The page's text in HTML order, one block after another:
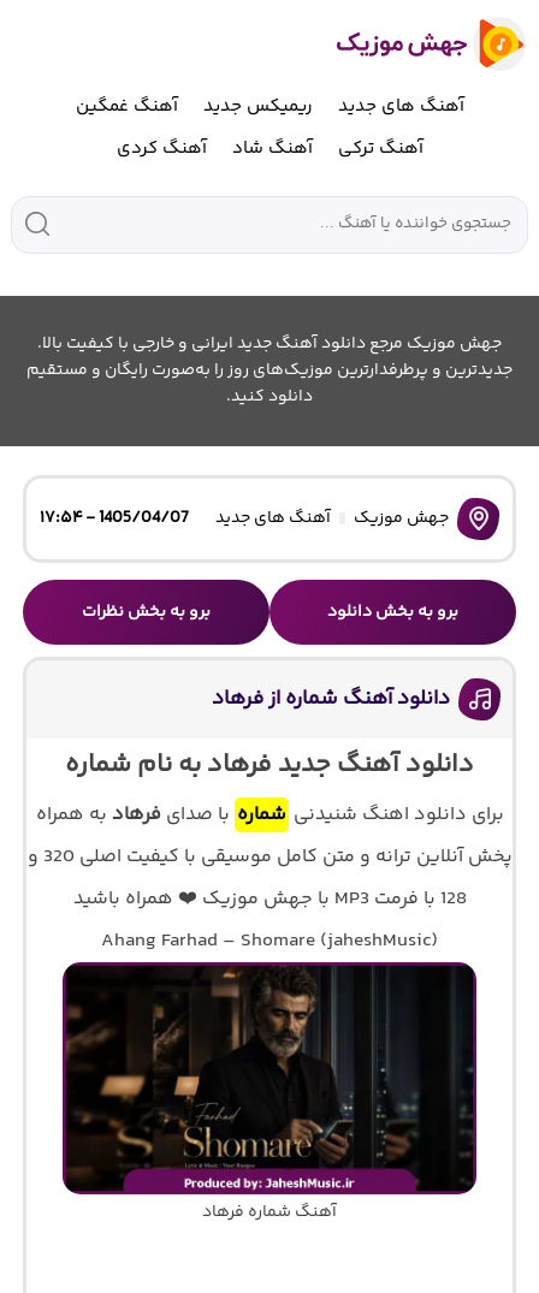
آهنگ های جدید ریمیکس جدید
آهنگ غمگین
آهنگ ترکی
آهنگ شاد آهنگ کردی
جهش موزیک مرجع دانلود آهنگ جدید ایرانی و خارجی با کیفیت بالا.
جدیدترین و پرطرفدارترین موزیک‌های روز را به‌صورت رایگان و مستقیم
دانلود کنید.
جهش موزیک آهنگ های جدید 1405/04/07 - ۱۷:۵۴
برو به بخش دانلود برو به بخش نظرات
دانلود آهنگ شماره از فرهاد
دانلود آهنگ جدید فرهاد به نام شماره
برای دانلود اهنگ شنیدنی شماره با صدایفرهاد به همراه
پخش آنلاین ترانه و متن کامل موسیقی با کیفیت اصلی 320 و
128 با فرمت MP3 با جهش موزیک ❤️ همراه باشید
Ahang Farhad – Shomare (jaheshMusic)
آهنگ شماره فرهاد